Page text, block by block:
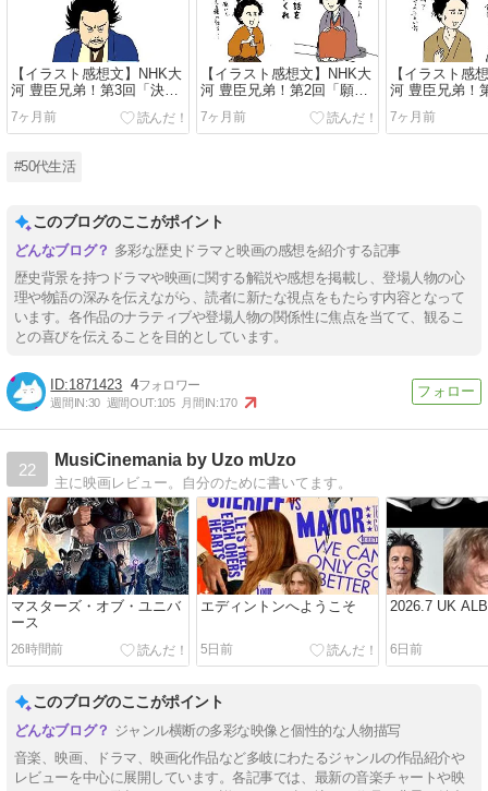
【イラスト感想文】NHK大
河 豊臣兄弟！第3回「決戦
前夜」
7ヶ月前
【イラスト感想文】NHK大
河 豊臣兄弟！第2回「願い
の鐘」
7ヶ月前
【イラスト感
河 豊臣兄弟！
の猿」
7ヶ月前
#50代生活
このブログのここがポイント
多彩な歴史ドラマと映画の感想を紹介する記事
歴史背景を持つドラマや映画に関する解説や感想を掲載し、登場人物の心
理や物語の深みを伝えながら、読者に新たな視点をもたらす内容となって
います。各作品のナラティブや登場人物の関係性に焦点を当てて、観るこ
との喜びを伝えることを目的としています。
1871423 4
週間IN:30 週間OUT:105 月間IN:170
22
MusiCinemania by Uzo mUzo
主に映画レビュー。自分のために書いてます。
マスターズ・オブ・ユニバ
ース
26時間前
エディントンへようこそ
5日前
2026.7 UK
6日前
このブログのここがポイント
ジャンル横断の多彩な映像と個性的な人物描写
音楽、映画、ドラマ、映画化作品など多岐にわたるジャンルの作品紹介や
レビューを中心に展開しています。各記事では、最新の音楽チャートや映